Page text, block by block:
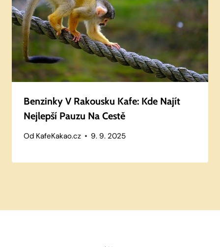
Benzinky V Rakousku Kafe: Kde Najít
Nejlepší Pauzu Na Cestě
Od KafeKakao.cz 9. 9. 2025